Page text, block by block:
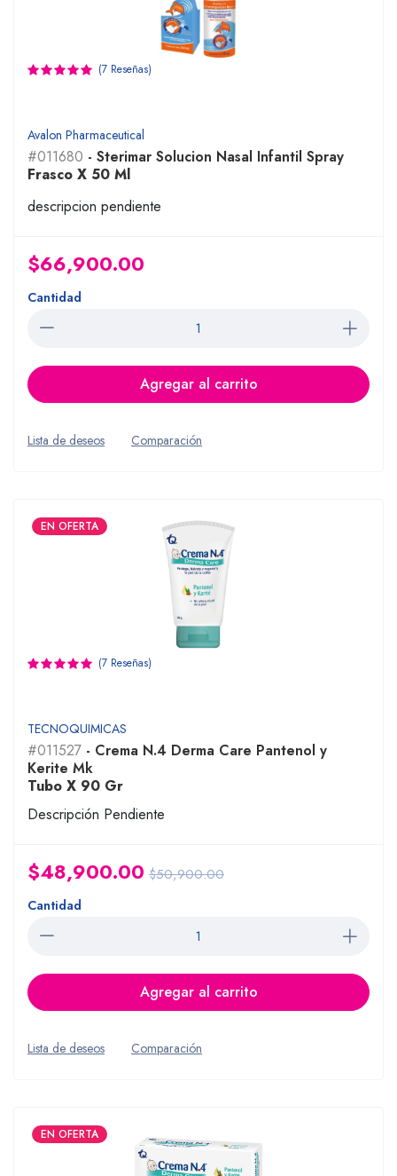
(7 Reseñas)
Avalon Pharmaceutical
#011680 - Sterimar Solucion Nasal Infantil Spray
Frasco X 50 Ml
descripcion pendiente
$66,900.00
Cantidad
Agregar al carrito
Lista de deseos Comparación
EN OFERTA
(7 Reseñas)
TECNOQUIMICAS
#011527 - Crema N.4 Derma Care Pantenol y
Kerite Mk
Tubo X 90 Gr
Descripción Pendiente
$48,900.00 $50,900.00
Cantidad
Agregar al carrito
Lista de deseos Comparación
EN OFERTA